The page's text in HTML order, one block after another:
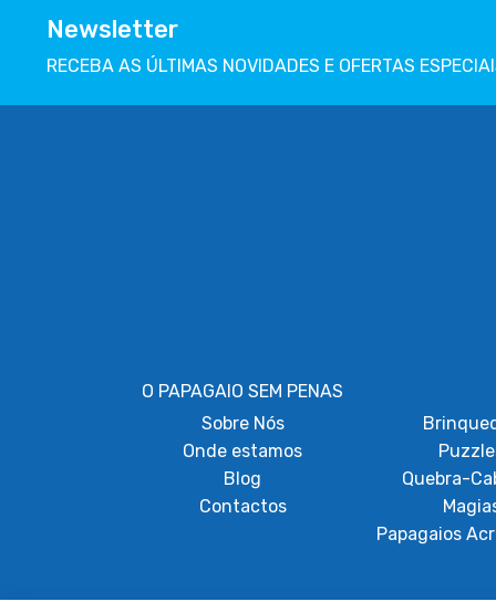
Newsletter
RECEBA AS ÚLTIMAS NOVIDADES E OFERTAS
O PAPAGAIO SEM PENAS
Sobre Nós
Onde estamos
Blog
Contactos
Quebra-
Papagaios